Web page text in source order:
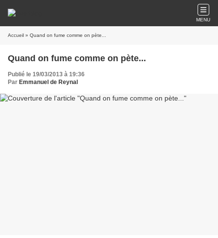
MENU
Accueil » Quand on fume comme on pète...
Quand on fume comme on pète...
Publié le 19/03/2013 à 19:36
Par Emmanuel de Reynal